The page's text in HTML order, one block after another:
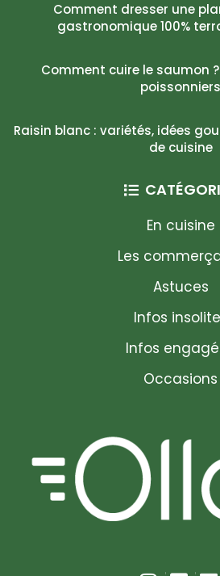
Comment dresser une
gastronomique 100%
Comment cuire le saumon
poissonniers
Raisin blanc : variétés, idées
de cuisine
En cuisine
Les
Astuces
Infos
Infos
Occasions